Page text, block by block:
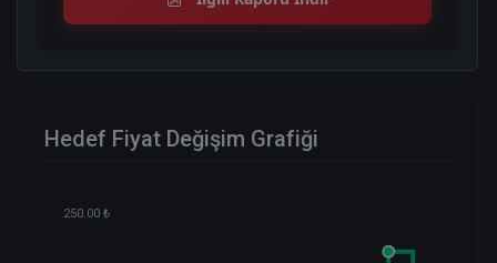
Hedef Fiyat Değişim Grafiği
250.00 ₺